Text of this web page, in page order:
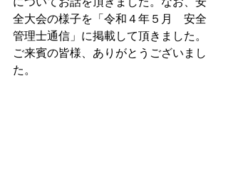
全大会の様子を「令和４年５月　安全
管理士通信」に掲載して頂きました。
ご来賓の皆様、ありがとうございまし
た。